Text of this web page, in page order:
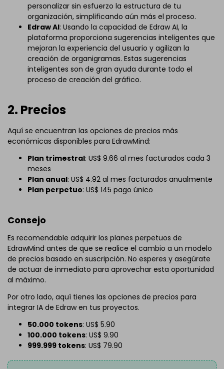
personalizar sin esfuerzo la estructura de tu
organización, simplificando aún más el proceso.
Edraw AI: Usando la capacidad de Edraw AI, la
plataforma proporciona sugerencias inteligentes que
mejoran la experiencia del usuario y agilizan la
creación de organigramas. Estas sugerencias
inteligentes son de gran ayuda durante todo el
proceso de creación del gráfico.
2. Precios
Aquí se encuentran las opciones de precios más
económicas disponibles para EdrawMind:
Plan trimestral: US$ 9.66 al mes facturados cada 3
meses
Plan anual: US$ 4.92 al mes facturados anualmente
Plan perpetuo: US$ 145 pago único
Consejo
Es recomendable adquirir los planes perpetuos de
EdrawMind antes de que se realice el cambio a un modelo
de precios basado en suscripción. No esperes y asegúrate
de actuar de inmediato para aprovechar esta oportunidad
al máximo.
Por otro lado, aquí tienes las opciones de precios para
integrar IA de Edraw en tus proyectos.
50.000 tokens: US$ 5.90
100.000 tokens: US$ 9.90
999.999 tokens: US$ 79.90